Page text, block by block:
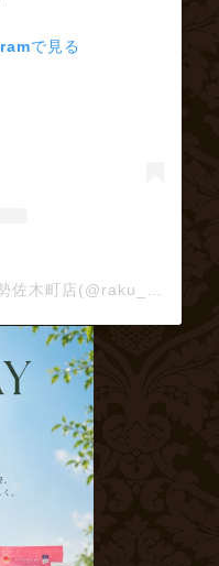
で見る
関内マッサージ らくーる伊勢佐木町店(@raku_ru)がシェアした投稿